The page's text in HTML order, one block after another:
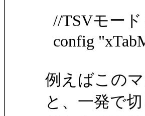
//TSVモー
config
例えばこの
と、一発で